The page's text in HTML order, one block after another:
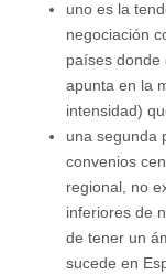
uno es la
negociación
países donde
apunta en la
intensidad)
una segunda
convenios
regional, no
inferiores de
de tener un
sucede en